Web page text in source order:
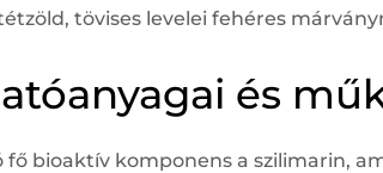
tövises levelei fehéres
és
bioaktív komponens a szilimarin,